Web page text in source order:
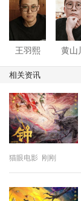
王羽熙 黄山
相关资讯
猫眼电影 刚刚